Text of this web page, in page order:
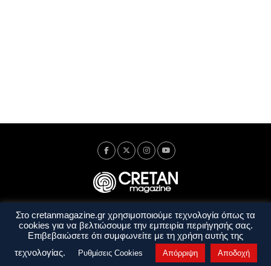
Ταυτότητα Πολιτική Απορρήτου
Όροι Χρήσης
Όροι και Προϋποθέσεις
Στο cretanmagazine.gr χρησιμοποιούμε τεχνολογία όπως τα
cookies για να βελτιώσουμε την εμπειρία περιήγησής σας.
Επιβεβαιώσετε ότι συμφωνείτε με τη χρήση αυτής της
τεχνολογίας.
Ρυθμίσεις Cookies Απόρριψη Αποδοχή